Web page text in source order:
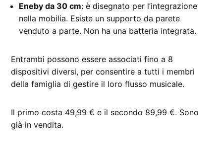
Eneby da 30 cm: è disegnato per l’integrazione
nella mobilia. Esiste un supporto da parete
venduto a parte. Non ha una batteria integrata.
Entrambi possono essere associati fino a 8
dispositivi diversi, per consentire a tutti i membri
della famiglia di gestire il loro flusso musicale.
Il primo costa 49,99 € e il secondo 89,99 €. Sono
già in vendita.